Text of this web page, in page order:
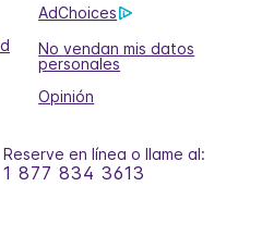
AdChoices
No vendan mis datos
personales
Opinión
Reserve en línea o llame al:
1 877 834 3613